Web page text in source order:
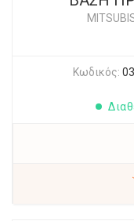
Κωδικός: